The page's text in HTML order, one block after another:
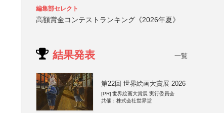
編集部セレクト
高額賞金コンテストランキング《2026年夏》
結果発表 一覧
第22回 世界絵画大賞展 2026
[PR] 世界絵画大賞展 実行委員会
共催：株式会社世界堂